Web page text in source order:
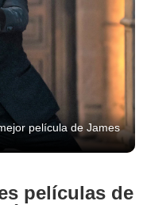
película de James
películas de